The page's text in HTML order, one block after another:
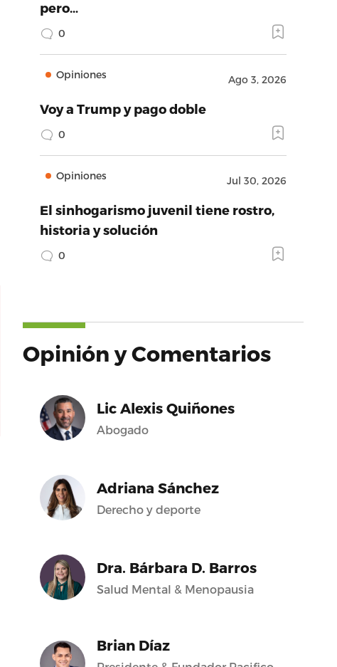
pero…
0
Opiniones Ago 3, 2026
Voy a Trump y pago doble
0
Opiniones Jul 30, 2026
El sinhogarismo juvenil tiene rostro,
historia y solución
0
Opinión y Comentarios
Lic Alexis Quiñones
Abogado
Adriana Sánchez
Derecho y deporte
Dra. Bárbara D. Barros
Salud Mental & Menopausia
Brian Díaz